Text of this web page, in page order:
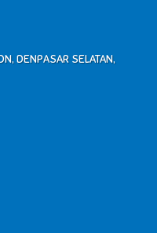
DENPASAR SELATAN,